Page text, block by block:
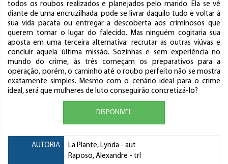
todos os roubos realizados e planejados pelo marido. Ela se vê
diante de uma encruzilhada: pode se livrar daquilo tudo e voltar à
sua vida pacata ou entregar a descoberta aos criminosos que
querem tomar o lugar do falecido. Mas ninguém cogitaria sua
aposta em uma terceira alternativa: recrutar as outras viúvas e
concluir aquela última missão. Sozinhas e sem experiência no
mundo do crime, às três começam os preparativos para a
operação, porém, o caminho até o roubo perfeito não se mostra
exatamente simples. Mesmo com o cenário ideal para o crime
ideal, será que mulheres de luto conseguirão concretizá-lo?
DISPONÍVEL
AUTORIA La Plante, Lynda - aut
Raposo, Alexandre - trl